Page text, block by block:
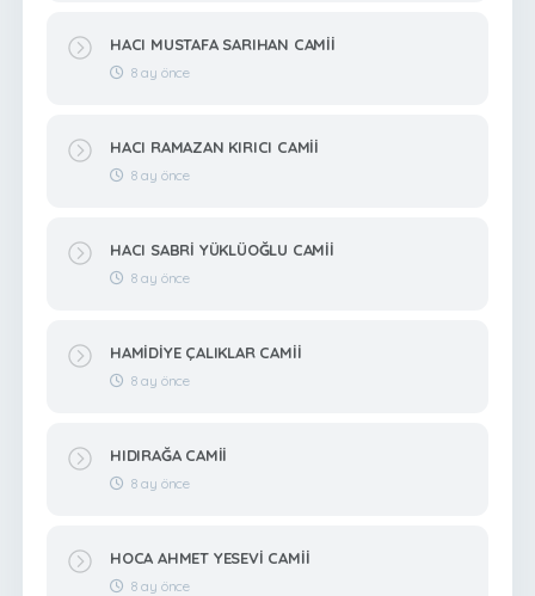
HACI MUSTAFA SARIHAN CAMİİ
8 ay önce
HACI RAMAZAN KIRICI CAMİİ
8 ay önce
HACI SABRİ YÜKLÜOĞLU CAMİİ
8 ay önce
HAMİDİYE ÇALIKLAR CAMİİ
8 ay önce
HIDIRAĞA CAMİİ
8 ay önce
HOCA AHMET YESEVİ CAMİİ
8 ay önce